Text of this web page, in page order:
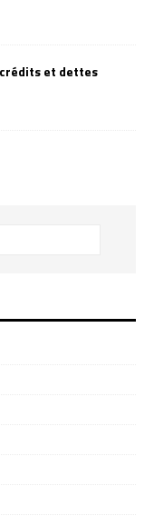
et dettes